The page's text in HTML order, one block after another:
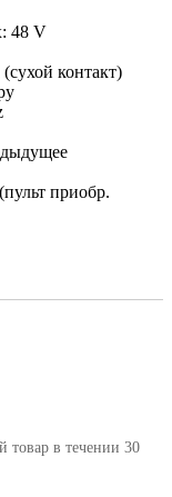
48 V
контакт)
приобр.
товар в течении 30